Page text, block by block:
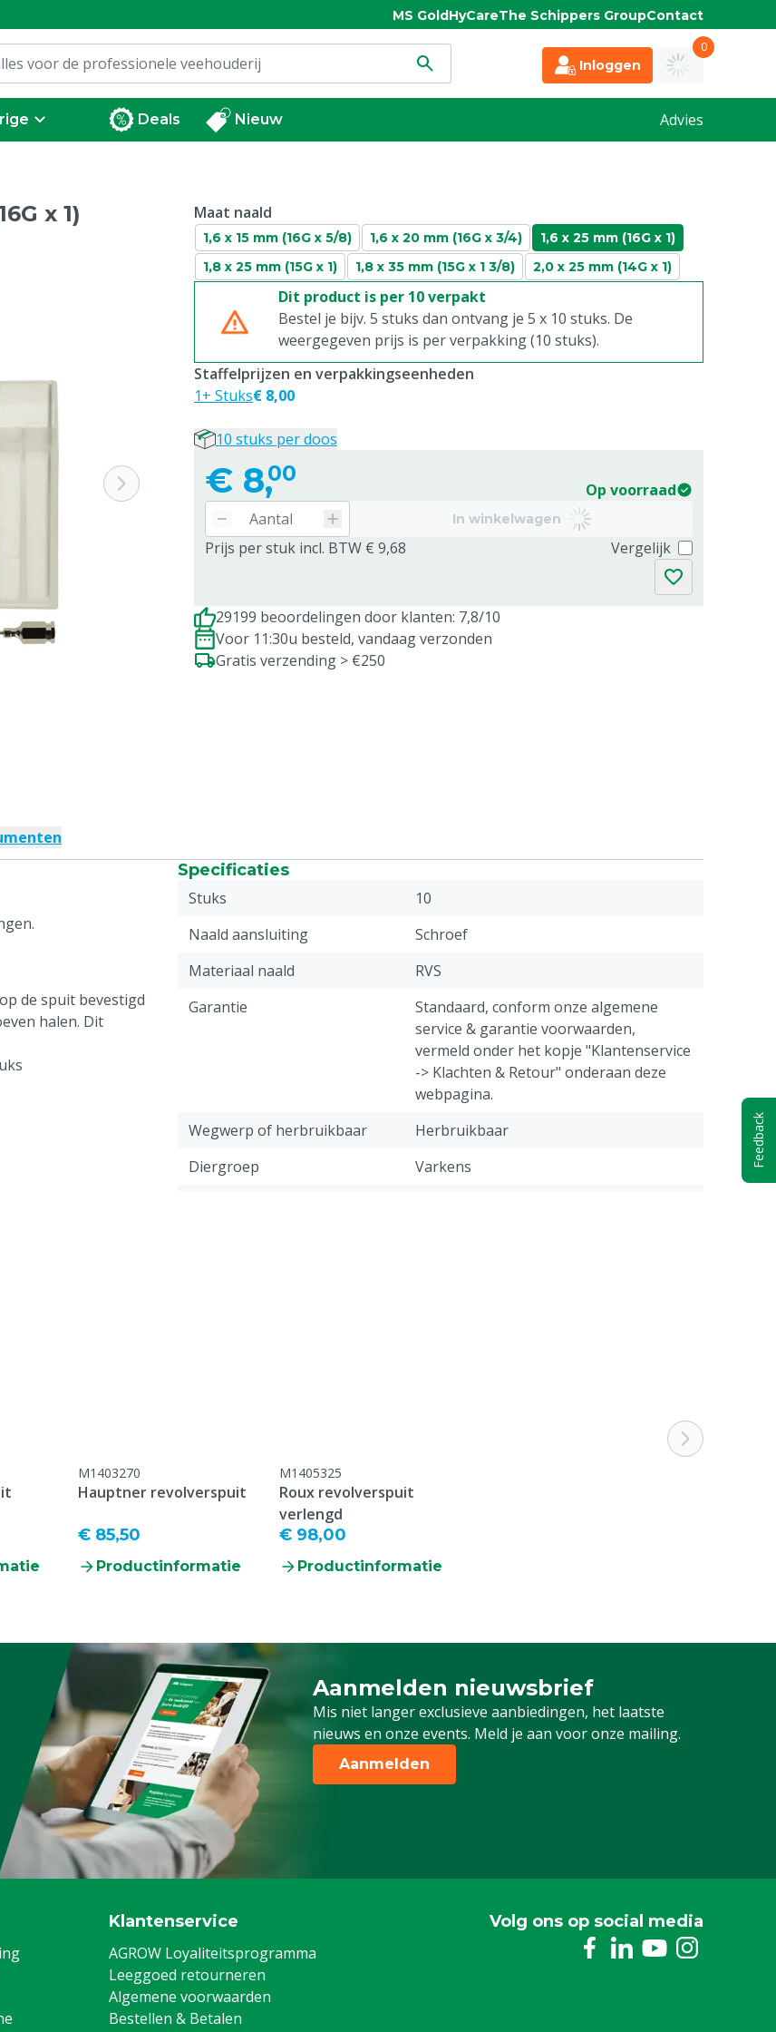
MS GoldHyCareThe Schippers GroupContact
Inloggen
0
Deals Nieuw Advies
x 1)
Maat naald
1,6 x 15 mm (16G x 5/8) 1,6 x 20 mm (16G x 3/4)
1,6 x 25 mm (16G x 1)
1,8 x 25 mm (15G x 1)
1,8 x 35 mm (15G x 1 3/8) 2,0 x 25 mm (14G x 1)
Dit product is per 10 verpakt
Bestel je bijv. 5 stuks dan ontvang je 5 x 10 stuks. De
weergegeven prijs is per verpakking (10 stuks).
€ 8,00
Op voorraad
In winkelwagen
Prijs per stuk incl. BTW € 9,68 Vergelijk
Staffelprijzen en verpakkingseenheden
1+ Stuks€ 8,00
10 stuks per doos
29199 beoordelingen door klanten: 7,8/10
Voor 11:30u besteld, vandaag verzonden
Gratis verzending > €250
de spuit bevestigd
halen. Dit
Specificaties
Stuks
10
Naald aansluiting
Schroef
Materiaal naald
RVS
Garantie
Standaard, conform onze algemene
service & garantie voorwaarden,
vermeld onder het kopje "Klantenservice
-> Klachten & Retour" onderaan deze
webpagina.
Wegwerp of herbruikbaar
Herbruikbaar
Diergroep
Varkens
M1403270
Hauptner revolverspuit
€ 85,50
Productinformatie
M1405325
Roux revolverspuit
verlengd
€ 98,00
Productinformatie
Aanmelden nieuwsbrief
Mis niet langer exclusieve aanbiedingen, het laatste
nieuws en onze events. Meld je aan voor onze mailing.
Schrijf je in voor onze nieuwsbrief
Aanmelden
Klantenservice
AGROW Loyaliteitsprogramma
Leeggoed retourneren
Algemene voorwaarden
Bestellen & Betalen
Volg ons op social media
Feedback